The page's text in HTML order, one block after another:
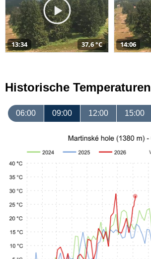
13:34 37,6 °C 14:06
Historische Temperaturen
06:00 09:00 12:00 15:00